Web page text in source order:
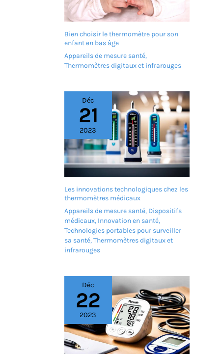
ANGLES: notre écran OLED
rétroéclairé pivote de six
façons différentes, ce qui
vous permet de voir vos
résultats sous n’importe
Bien choisir le thermomètre pour son
enfant en bas âge
Appareils de mesure santé,
Thermomètres digitaux et infrarouges
Déc
21
2023
Les innovations technologiques chez les
thermomètres médicaux
Appareils de mesure santé, Dispositifs
médicaux, Innovation en santé,
Technologies portables pour surveiller
sa santé,Thermomètres digitaux et
infrarouges
Déc
22
2023